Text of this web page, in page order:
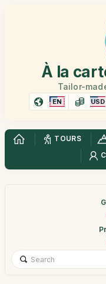
À la
Tailor-
EN USD
TOURS